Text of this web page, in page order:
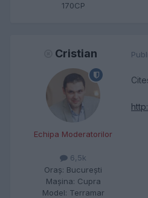
170CP
Cristian
Echipa Moderatorilor
6,5k
Oraş: Bucureşti
Maşina: Cupra
Model: Terramar